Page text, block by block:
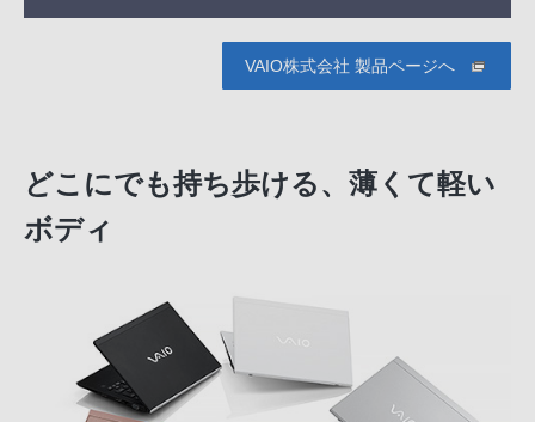
VAIO株式会社 製品ページへ
どこにでも持ち歩ける、薄くて軽い
ボディ